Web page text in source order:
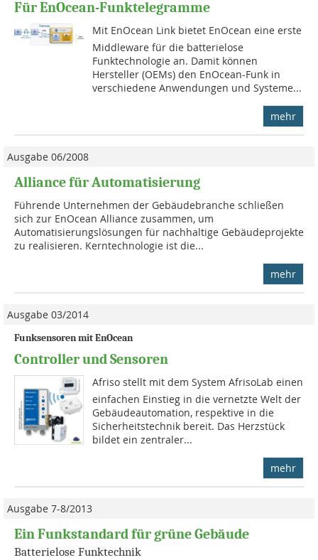
Für EnOcean-Funktelegramme
Mit EnOcean Link bietet ­EnOcean eine erste
Middleware für die batterielose
Funktechnologie an. Damit können
Hersteller (OEMs) den EnOcean-Funk in
verschiedene Anwendungen und Systeme...
mehr
Ausgabe 06/2008
Alliance für Automatisierung
Führende Unternehmen der Gebäudebranche schließen
sich zur EnOcean Alliance zusammen, um
Automatisierungslösungen für nachhaltige Gebäudeprojekte
zu realisieren. Kerntechnologie ist die...
mehr
Ausgabe 03/2014
Funksensoren mit EnOcean
Controller und Sensoren
Afriso stellt mit dem System AfrisoLab einen
einfachen Einstieg in die vernetzte Welt der
Gebäudeautomation, respektive in die
Sicherheitstechnik bereit. Das Herzstück
bildet ein zentraler...
mehr
Ausgabe 7-8/2013
Ein Funkstandard für grüne Gebäude
Batterielose Funktechnik